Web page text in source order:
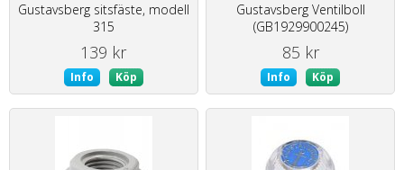
Gustavsberg sitsfäste, modell
315
139 kr
Info Köp
Gustavsberg Ventilboll
(GB1929900245)
85 kr
Info Köp